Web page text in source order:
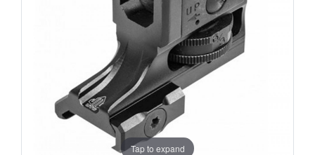
Tap to expand